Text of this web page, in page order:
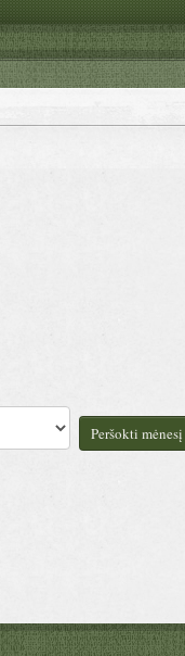
Peršokti mėnesį